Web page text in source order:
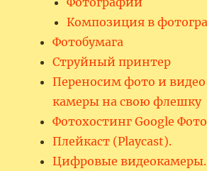
Композиция в
Фотобумага
Струйный принтер
Переносим фото и
камеры на свою флешку
Фотохостинг Google
Плейкаст (Playcast).
Цифровые видеокамеры.